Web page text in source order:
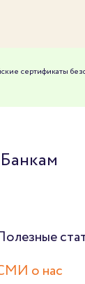
сертификаты
Банкам
о нас